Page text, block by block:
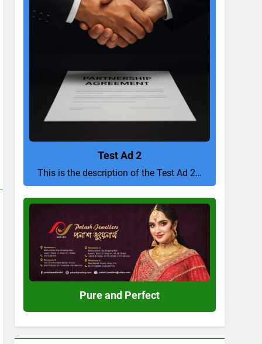
Test Ad 2
This is the description of the Test Ad 2…
Perfect
Pure and Perfect